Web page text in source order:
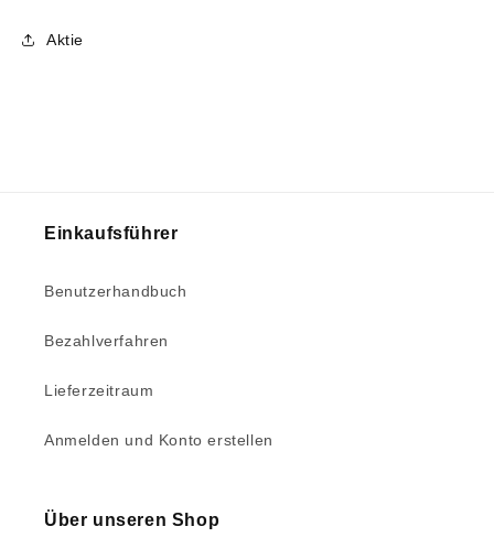
Aktie
Einkaufsführer
Benutzerhandbuch
Bezahlverfahren
Lieferzeitraum
Anmelden und Konto erstellen
Über unseren Shop